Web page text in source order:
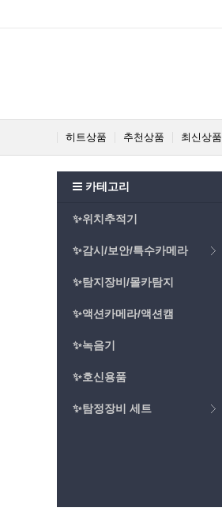
히트상품 추천상품 최신상품
카테고리
✨위치추적기
✨감시/보안/특수카메라
✨탐지장비/몰카탐지
✨액션카메라/액션캠
✨녹음기
✨호신용품
✨탐정장비 세트